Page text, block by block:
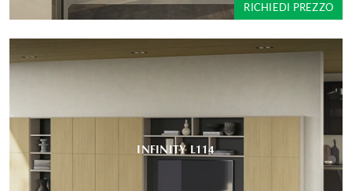
RICHIEDI PREZZO
INFINITY L114